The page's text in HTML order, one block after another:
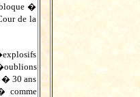
�
de la
� 30 ans
comme